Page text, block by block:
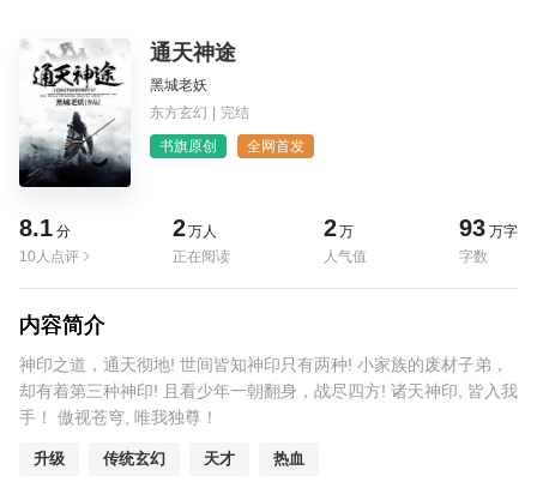
通天神途
黑城老妖
东方玄幻 | 完结
书旗原创 全网首发
8.1 分
10人点评
2万人
正在阅读
2万
人气值
93 万字
字数
内容简介
神印之道，通天彻地! 世间皆知神印只有两种! 小家族的废材子弟，
却有着第三种神印! 且看少年一朝翻身，战尽四方! 诸天神印, 皆入我
手！ 傲视苍穹, 唯我独尊！
升级 传统玄幻 天才 热血